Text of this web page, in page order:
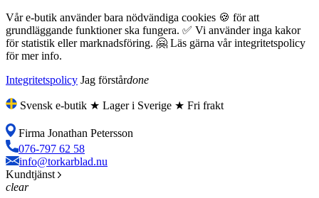
Vår e-butik använder bara nödvändiga cookies 🍪 för att
grundläggande funktioner ska fungera. ✅ Vi använder inga kakor
för statistik eller marknadsföring. 🤗 Läs gärna vår integritetspolicy
för mer info.
Integritetspolicy Jag förstårdone
Svensk e-butik ★ Lager i Sverige ★ Fri frakt
Firma Jonathan Petersson
076-797 62 58
info@torkarblad.nu
Kundtjänst
clear